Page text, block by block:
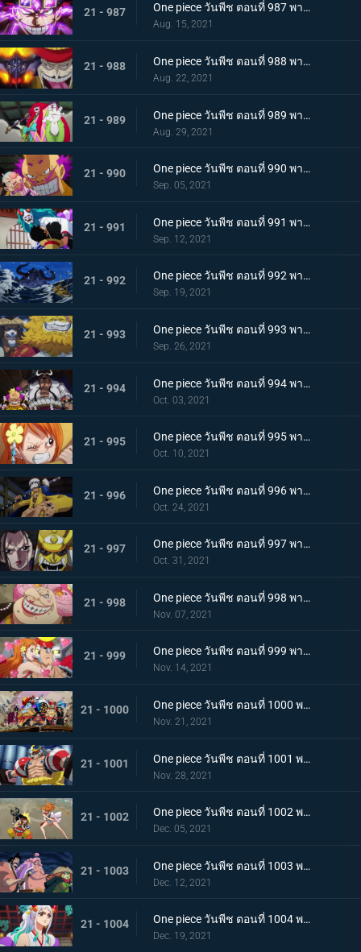
21 - 987 One piece วันพีช ตอนที่ 987 พากย์ไทย ฝันแตกสลาย กับดักล่อลวงซันจิ
Aug. 15, 2021
21 - 988 One piece วันพีช ตอนที่ 988 พากย์ไทย กำลังเสริมมาถึง! หัวหน้าหน่วยกลุ่มโจรสลัดหนวดขาว
Aug. 22, 2021
21 - 989 One piece วันพีช ตอนที่ 989 พากย์ไทย คำสาบานของบุรุษ! บราคิโอ้แทงก์สู้ดุเดือด
Aug. 29, 2021
21 - 990 One piece วันพีช ตอนที่ 990 พากย์ไทย ฟ้าสนั่น 8 ทิศ! ลูกชายไคโดปรากฏตัว
Sep. 05, 2021
21 - 991 One piece วันพีช ตอนที่ 991 พากย์ไทย เป็นศัตรูหรือเป็นมิตร? ลูฟี่กับยามาโตะ
Sep. 12, 2021
21 - 992 One piece วันพีช ตอนที่ 992 พากย์ไทย อยากจะเป็นโอเด้ง ความรู้สึกของยามาโตะ
Sep. 19, 2021
21 - 993 One piece วันพีช ตอนที่ 993 พากย์ไทย ระเบิด! พันธนาการที่มัดอิสระของยามาโตะ
Sep. 26, 2021
21 - 994 One piece วันพีช ตอนที่ 994 พากย์ไทย ปลอกดาบแดงดวลกันตัวต่อตัว คิคุโนะโจ ปะทะ คันจูโร่
Oct. 03, 2021
21 - 995 One piece วันพีช ตอนที่ 995 พากย์ไทย จู่โจมปณิธานของโอเด้งที่สืบทอดมา
Oct. 10, 2021
21 - 996 One piece วันพีช ตอนที่ 996 พากย์ไทย โอนิกาชิมะสั่นสะเทือน ลูฟี่เริ่มสงครามเต็มรูปแบบ
Oct. 24, 2021
21 - 997 One piece วันพีช ตอนที่ 997 พากย์ไทย การต่อสู้ใต้แสงจันทร์ นักรบคลั่ง ซูลอง
Oct. 31, 2021
21 - 998 One piece วันพีช ตอนที่ 998 พากย์ไทย ซุสเป็นปฏิปักษ์! นามิเข้าตาจน!
Nov. 07, 2021
21 - 999 One piece วันพีช ตอนที่ 999 พากย์ไทย เราจะปกป้องเจ้า การพบกันระหว่างยามาโตะกับโมโมโนะสุเกะ
Nov. 14, 2021
21 - 1000 One piece วันพีช ตอนที่ 1000 พากย์ไทย กำลังรบเหนือระดับ! กลุ่มหมวกฟางรวมพล
Nov. 21, 2021
21 - 1001 One piece วันพีช ตอนที่ 1001 พากย์ไทย การเชื้อเชิญที่อันตราย แผนกำจัดควีน
Nov. 28, 2021
21 - 1002 One piece วันพีช ตอนที่ 1002 พากย์ไทย โชคชะตาครั้งใหม่ นามิ กับ อุลติ
Dec. 05, 2021
21 - 1003 One piece วันพีช ตอนที่ 1003 พากย์ไทย ดาบแห่งความเด็ดเดี่ยว! ปลอกดาบแดงปะทะไคโดอีกครั้ง
Dec. 12, 2021
21 - 1004 One piece วันพีช ตอนที่ 1004 พากย์ไทย ท่าที่รับสืบทอดมา ระเบิดท่าเพลงดาบลับของโอเด้ง
Dec. 19, 2021